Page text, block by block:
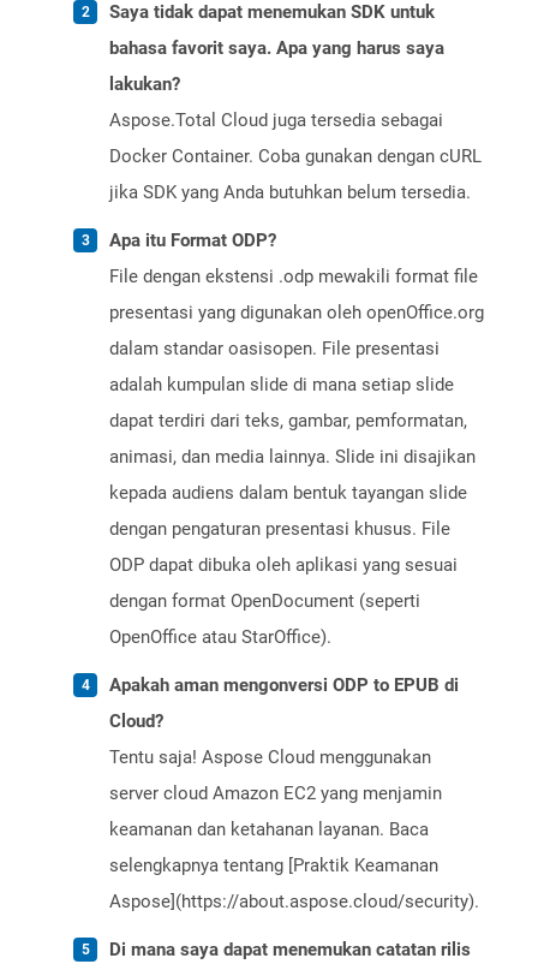
Saya tidak dapat menemukan SDK untuk
bahasa favorit saya. Apa yang harus saya
lakukan?
Aspose.Total Cloud juga tersedia sebagai
Docker Container. Coba gunakan dengan cURL
jika SDK yang Anda butuhkan belum tersedia.
Apa itu Format ODP?
File dengan ekstensi .odp mewakili format file
presentasi yang digunakan oleh openOffice.org
dalam standar oasisopen. File presentasi
adalah kumpulan slide di mana setiap slide
dapat terdiri dari teks, gambar, pemformatan,
animasi, dan media lainnya. Slide ini disajikan
kepada audiens dalam bentuk tayangan slide
dengan pengaturan presentasi khusus. File
ODP dapat dibuka oleh aplikasi yang sesuai
dengan format OpenDocument (seperti
OpenOffice atau StarOffice).
Apakah aman mengonversi ODP to EPUB di
Cloud?
Tentu saja! Aspose Cloud menggunakan
server cloud Amazon EC2 yang menjamin
keamanan dan ketahanan layanan. Baca
selengkapnya tentang [Praktik Keamanan
Aspose](https://about.aspose.cloud/security).
Di mana saya dapat menemukan catatan rilis